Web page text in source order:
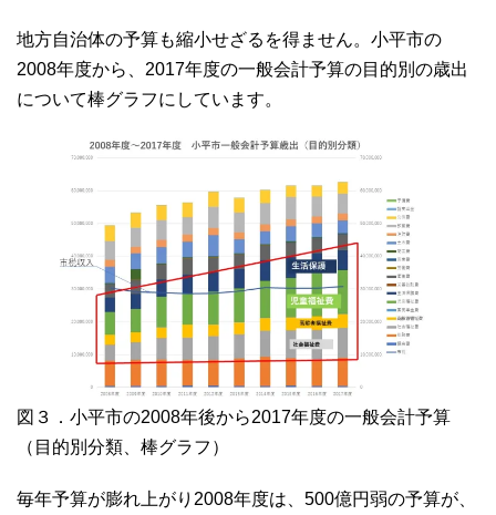
地方自治体の予算も縮小せざるを得ません。小平市の
2008年度から、2017年度の一般会計予算の目的別の歳出
について棒グラフにしています。
図３．小平市の2008年後から2017年度の一般会計予算
（目的別分類、棒グラフ）
毎年予算が膨れ上がり2008年度は、500億円弱の予算が、